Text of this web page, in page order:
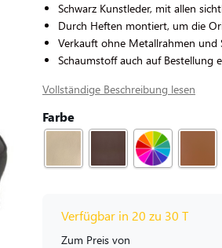
Schwarz Kunstleder, mit allen
Durch Heften montiert, um die
Verkauft ohne Metallrahmen und
Schaumstoff auch auf Bestellung
Vollständige Beschreibung lesen
Farbe
Verfügbar in 20 zu 30 T
Zum Preis von